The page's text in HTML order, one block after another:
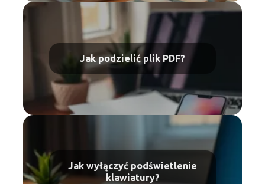
Jak podzielić plik PDF?
Jak wyłączyć podświetlenie
klawiatury?